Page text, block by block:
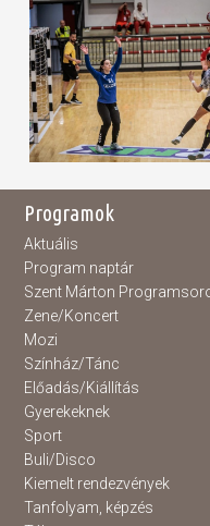
Programok
Aktuális
Program naptár
Szent Márton
Zene/Koncert
Mozi
Színház/Tánc
Előadás/Kiállítás
Gyerekeknek
Sport
Buli/Disco
Kiemelt rendezvények
Tanfolyam, képzés